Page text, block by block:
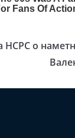
НСРС о